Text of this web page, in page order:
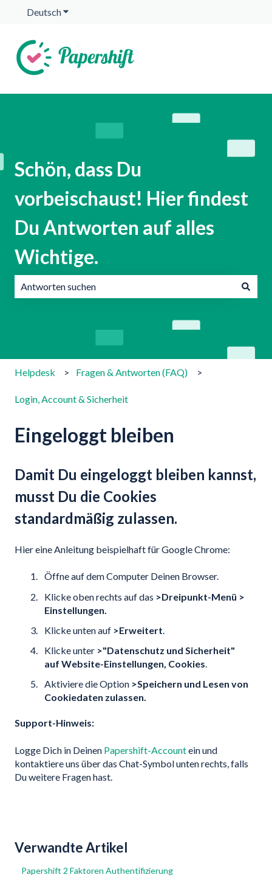
DeutschUntermenü für Übersetzungen anzeigen
Schön, dass Du
vorbeischaust! Hier findest
Du Antworten auf alles
Wichtige.
Helpdesk Fragen & Antworten (FAQ)
Login, Account & Sicherheit
Eingeloggt bleiben
Damit Du eingeloggt bleiben kannst,
musst Du die Cookies
standardmäßig zulassen.
Hier eine Anleitung beispielhaft für Google Chrome:
Öffne auf dem Computer Deinen Browser.
Klicke oben rechts auf das >Dreipunkt-Menü >
Einstellungen.
Klicke unten auf >Erweitert.
Klicke unter >"Datenschutz und Sicherheit"
auf Website-Einstellungen, Cookies.
Aktiviere die Option >Speichern und Lesen von
Cookiedaten zulassen.
Support-Hinweis:
Logge Dich in Deinen Papershift-Accountein und
kontaktiere uns über das Chat-Symbol unten rechts, falls
Du weitere Fragen hast.
Verwandte Artikel
Papershift 2 Faktoren Authentifizierung